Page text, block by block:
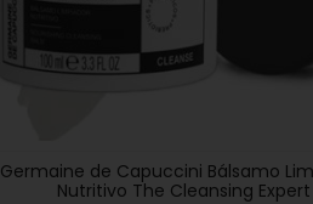
Germaine de Capuccini Bálsamo
Nutritivo The Cleansing Expert